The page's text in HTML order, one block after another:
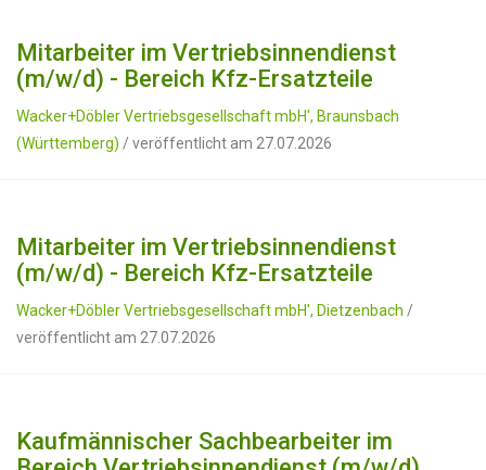
Mitarbeiter im Vertriebsinnendienst
(m/w/d) - Bereich Kfz-Ersatzteile
Wacker+Döbler Vertriebsgesellschaft mbH', Braunsbach
(Württemberg) / veröffentlicht am 27.07.2026
Mitarbeiter im Vertriebsinnendienst
(m/w/d) - Bereich Kfz-Ersatzteile
Wacker+Döbler Vertriebsgesellschaft mbH', Dietzenbach /
veröffentlicht am 27.07.2026
Kaufmännischer Sachbearbeiter im